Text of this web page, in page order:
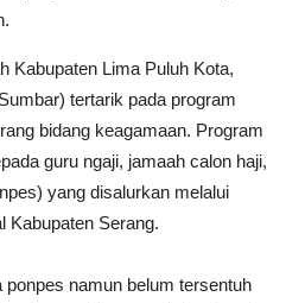
Kabupaten Lima Puluh Kota,
tertarik pada program
bidang keagamaan. Program
guru ngaji, jamaah calon haji,
yang disalurkan melalui
Kabupaten Serang.
ponpes namun belum tersentuh